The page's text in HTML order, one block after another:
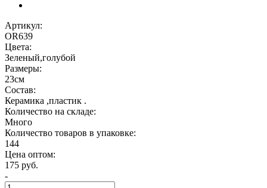
Артикул:
OR639
Цвета:
Зеленый,голубой
Размеры:
23см
Состав:
Керамика ,пластик .
Количество на складе:
Много
Количество товаров в упаковке:
144
Цена оптом:
175 руб.
-